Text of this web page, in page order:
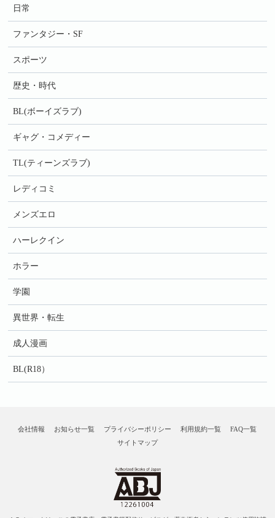
日常
ファンタジー・SF
スポーツ
歴史・時代
BL(ボーイズラブ)
ギャグ・コメディー
TL(ティーンズラブ)
レディコミ
メンズエロ
ハーレクイン
ホラー
学園
異世界・転生
成人漫画
BL(R18）
会社情報 お知らせ一覧 プライバシーポリシー 利用規約一覧
FAQ一覧
サイトマップ